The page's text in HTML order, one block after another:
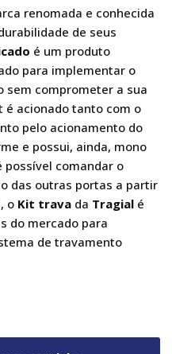
renomada e conhecida
de seus
é um produto
para implementar o
comprometer a sua
é acionado tanto com o
pelo acionamento do
e possui, ainda, mono
possível comandar o
das outras portas a partir
o Kit trava da Tragial é
do mercado para
de travamento